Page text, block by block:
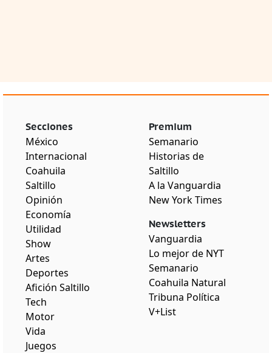
Secciones
México
Internacional
Coahuila
Saltillo
Opinión
Economía
Utilidad
Show
Artes
Deportes
Afición Saltillo
Tech
Motor
Vida
Juegos
Premium
Semanario
Historias de
Saltillo
A la Vanguardia
New York Times
Newsletters
Vanguardia
Lo mejor de NYT
Semanario
Coahuila Natural
Tribuna Política
V+List